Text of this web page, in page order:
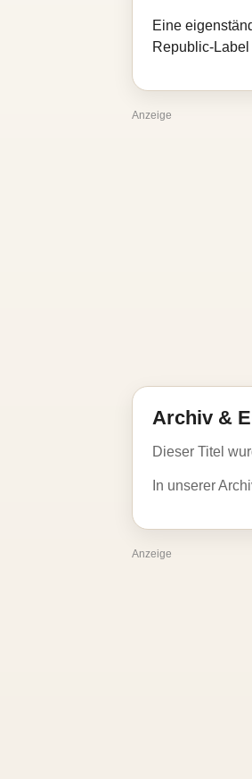
Eine
Republic-
Anzeige
Archiv &
Dieser Titel
In unserer
Anzeige